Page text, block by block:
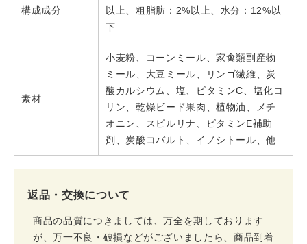
構成成分
以上、粗脂肪：2%以上、水分：12%以
下
素材
小麦粉、コーンミール、家禽類副産物
ミール、大豆ミール、リンゴ繊維、炭
酸カルシウム、塩、ビタミンC、塩化コ
リン、乾燥ビード果肉、植物油、メチ
オニン、スピルリナ、ビタミンE補助
剤、炭酸コバルト、イノシトール、他
返品・交換について
商品の品質につきましては、万全を期しております
が、万一不良・破損などがございましたら、商品到着